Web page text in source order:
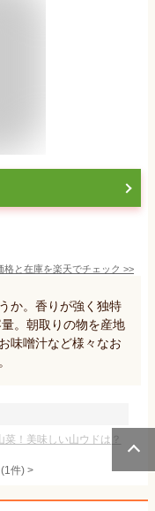
格と在庫を楽天でチェック >>
か。香りが強く独特
。朝取りの物を産地
味噌汁など様々なお
！美味しい山ウドは？
(1件) >